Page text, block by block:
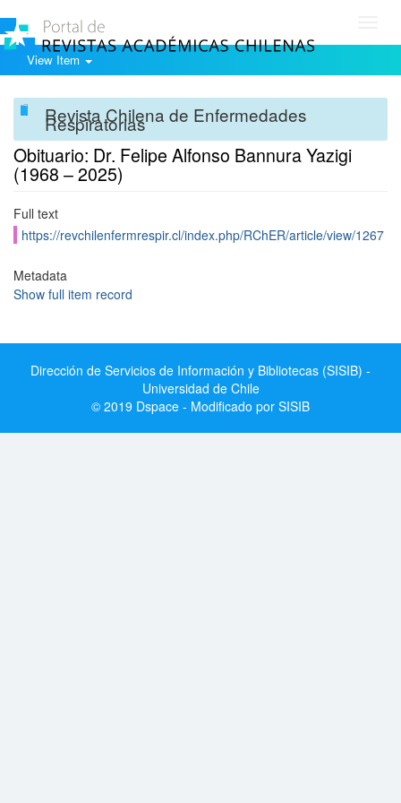
View Item
Revista Chilena de Enfermedades
Respiratorias
Obituario: Dr. Felipe Alfonso Bannura Yazigi
(1968 – 2025)
Full text
https://revchilenfermrespir.cl/index.php/RChER/article/view/1267
Metadata
Show full item record
Dirección de Servicios de Información y Bibliotecas (SISIB) -
Universidad de Chile
© 2019 Dspace - Modificado por SISIB